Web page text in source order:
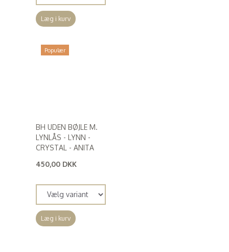
Læg i kurv
Populær
BH UDEN BØJLE M.
LYNLÅS - LYNN -
CRYSTAL - ANITA
450,00 DKK
Læg i kurv